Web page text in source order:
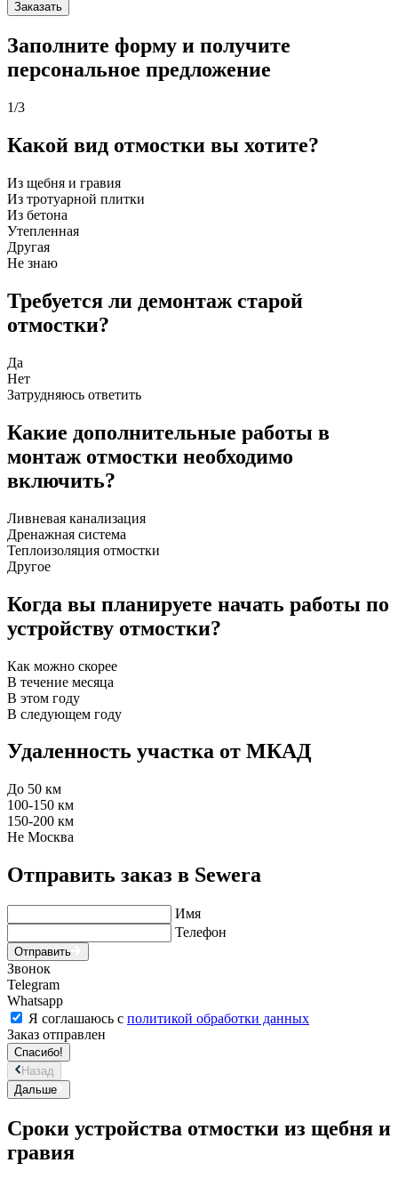
Заказать
Заполните форму и получите
персональное предложение
1/3
Какой вид отмостки вы хотите?
Из щебня и гравия
Из тротуарной плитки
Из бетона
Утепленная
Другая
Не знаю
Требуется ли демонтаж старой
отмостки?
Да
Нет
Затрудняюсь ответить
Какие дополнительные работы в
монтаж отмостки необходимо
включить?
Ливневая канализация
Дренажная система
Теплоизоляция отмостки
Другое
Когда вы планируете начать работы по
устройству отмостки?
Как можно скорее
В течение месяца
В этом году
В следующем году
Удаленность участка от МКАД
До 50 км
100-150 км
150-200 км
Не Москва
Отправить заказ в Sewera
Имя
Телефон
Отправить
Звонок
Telegram
Whatsapp
Я соглашаюсь с политикой обработки данных
Заказ отправлен
Спасибо!
Назад
Дальше
Сроки устройства отмостки из щебня и
гравия